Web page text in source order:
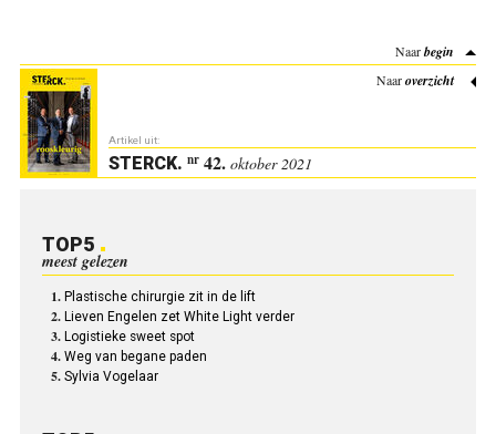
Naarbegin
Naaroverzicht
Artikel uit:
STERCK. nr42. oktober 2021
TOP5
meest gelezen
Plastische chirurgie zit in de lift
Lieven Engelen zet White Light verder
Logistieke sweet spot
Weg van begane paden
Sylvia Vogelaar